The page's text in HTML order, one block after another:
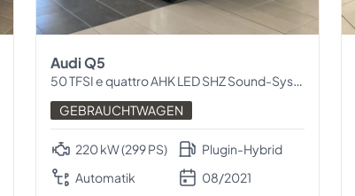
Audi Q5
50 TFSI e quattro AHK LED SHZ Sound-System
GEBRAUCHTWAGEN
220 kW (299 PS)
Automatik
Plugin-Hybrid
08/2021